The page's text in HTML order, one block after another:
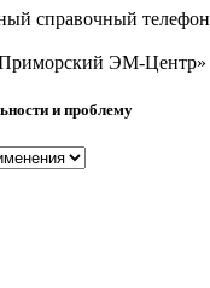
справочный телефон
ЭМ-Центр»
и проблему